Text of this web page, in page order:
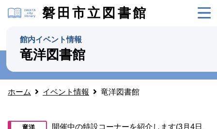
磐田市立図書館
館内イベント情報
竜洋図書館
ホーム イベント情報 竜洋図書館
竜洋
開催中の特設コーナーを紹介します(3月4日